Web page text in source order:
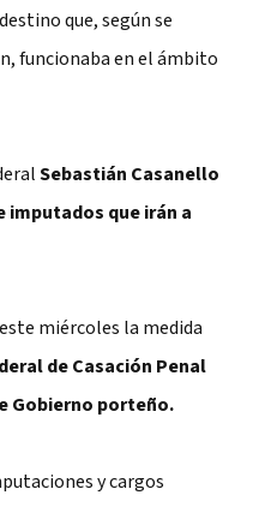
que, según se
funcionaba en el ámbito
Sebastián Casanello
imputados que irán a
miércoles la medida
de Casación Penal
Gobierno porteño.
y cargos